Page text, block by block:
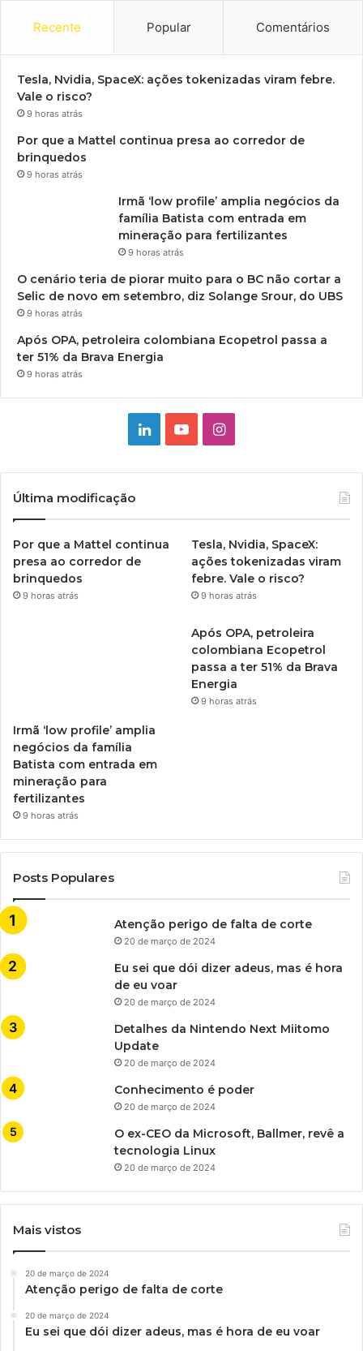
Recente Popular Comentários
Tesla, Nvidia, SpaceX: ações tokenizadas viram febre.
Vale o risco?
9 horas atrás
Por que a Mattel continua presa ao corredor de
brinquedos
9 horas atrás
Irmã ‘low profile’ amplia negócios da
família Batista com entrada em
mineração para fertilizantes
9 horas atrás
O cenário teria de piorar muito para o BC não cortar a
Selic de novo em setembro, diz Solange Srour, do UBS
9 horas atrás
Após OPA, petroleira colombiana Ecopetrol passa a
ter 51% da Brava Energia
9 horas atrás
LinkedinYouTubeInstagram
Última modificação
Por que a Mattel continua
presa ao corredor de
brinquedos
9 horas atrás
Tesla, Nvidia, SpaceX:
ações tokenizadas viram
febre. Vale o risco?
9 horas atrás
Irmã ‘low profile’ amplia
negócios da família
Batista com entrada em
mineração para
fertilizantes
9 horas atrás
Após OPA, petroleira
colombiana Ecopetrol
passa a ter 51% da Brava
Energia
9 horas atrás
Posts Populares
Atenção perigo de falta de corte
20 de março de 2024
Eu sei que dói dizer adeus, mas é hora
de eu voar
20 de março de 2024
Detalhes da Nintendo Next Miitomo
Update
20 de março de 2024
Conhecimento é poder
20 de março de 2024
O ex-CEO da Microsoft, Ballmer, revê a
tecnologia Linux
20 de março de 2024
Mais vistos
20 de março de 2024
Atenção perigo de falta de corte
20 de março de 2024
Eu sei que dói dizer adeus, mas é hora de eu voar